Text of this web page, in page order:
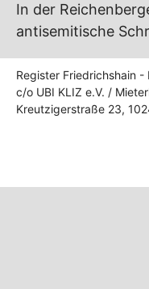
In der
antisemitische
Register Friedrichshain -
c/o UBI KLIZ e.V. /
Kreutzigerstraße 23,